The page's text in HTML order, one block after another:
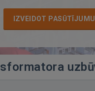
IZVEIDOT PASŪTĪJUMU